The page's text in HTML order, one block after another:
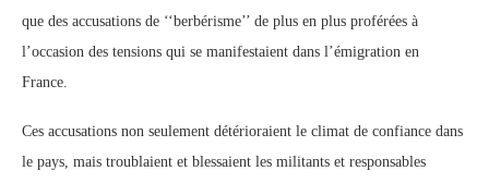
que des accusations de ‘‘berbérisme’’ de plus en plus proférées à
l’occasion des tensions qui se manifestaient dans l’émigration en
France.
Ces accusations non seulement détérioraient le climat de confiance dans
le pays, mais troublaient et blessaient les militants et responsables